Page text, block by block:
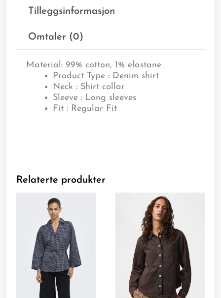
Tilleggsinformasjon
Omtaler (0)
Material: 99% cotton, 1% elastane
Product Type : Denim shirt
Neck : Shirt collar
Sleeve : Long sleeves
Fit : Regular Fit
Relaterte produkter